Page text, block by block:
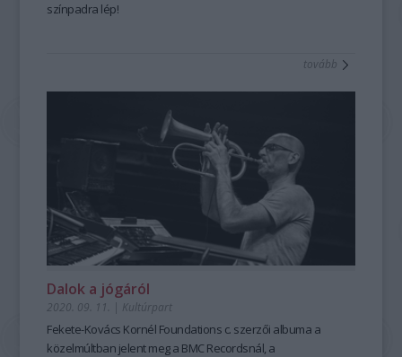
színpadra lép!
tovább
Dalok a jógáról
2020. 09. 11. | Kultúrpart
Fekete-Kovács Kornél Foundations c. szerzői albuma a
közelmúltban jelent meg a BMC Recordsnál, a